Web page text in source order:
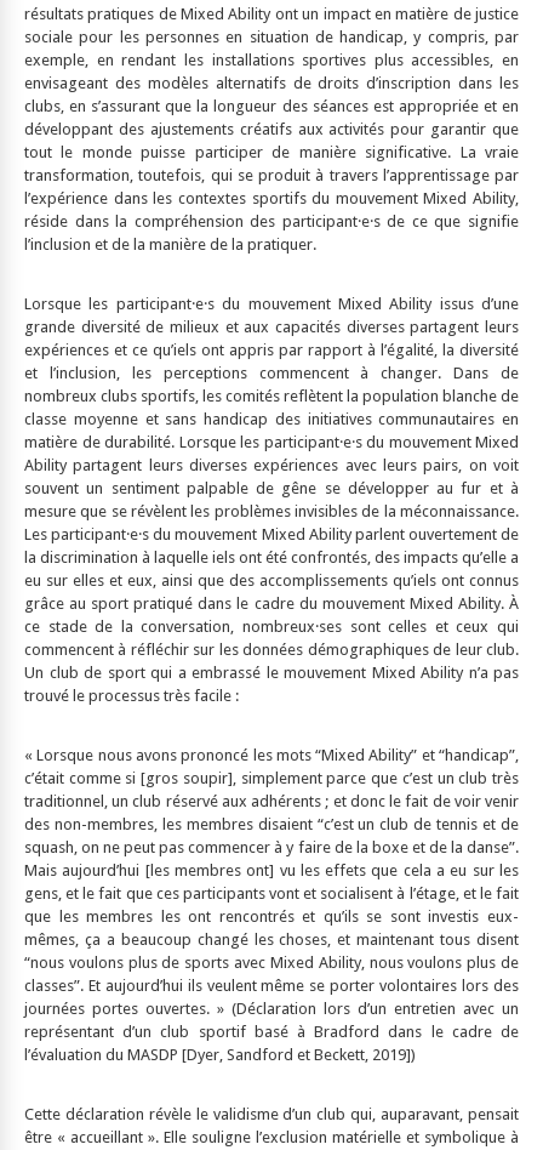
résultats pratiques de Mixed Ability ont un impact en matière de justice
sociale pour les personnes en situation de handicap, y compris, par
exemple, en rendant les installations sportives plus accessibles, en
envisageant des modèles alternatifs de droits d’inscription dans les
clubs, en s’assurant que la longueur des séances est appropriée et en
développant des ajustements créatifs aux activités pour garantir que
tout le monde puisse participer de manière significative. La vraie
transformation, toutefois, qui se produit à travers l’apprentissage par
l’expérience dans les contextes sportifs du mouvement Mixed Ability,
réside dans la compréhension des participant·e·s de ce que signifie
l’inclusion et de la manière de la pratiquer.
Lorsque les participant·e·s du mouvement Mixed Ability issus d’une
grande diversité de milieux et aux capacités diverses partagent leurs
expériences et ce qu’iels ont appris par rapport à l’égalité, la diversité
et l’inclusion, les perceptions commencent à changer. Dans de
nombreux clubs sportifs, les comités reflètent la population blanche de
classe moyenne et sans handicap des initiatives communautaires en
matière de durabilité. Lorsque les participant·e·s du mouvement Mixed
Ability partagent leurs diverses expériences avec leurs pairs, on voit
souvent un sentiment palpable de gêne se développer au fur et à
mesure que se révèlent les problèmes invisibles de la méconnaissance.
Les participant·e·s du mouvement Mixed Ability parlent ouvertement de
la discrimination à laquelle iels ont été confrontés, des impacts qu’elle a
eu sur elles et eux, ainsi que des accomplissements qu’iels ont connus
grâce au sport pratiqué dans le cadre du mouvement Mixed Ability. À
ce stade de la conversation, nombreux·ses sont celles et ceux qui
commencent à réfléchir sur les données démographiques de leur club.
Un club de sport qui a embrassé le mouvement Mixed Ability n’a pas
trouvé le processus très facile :
« Lorsque nous avons prononcé les mots “Mixed Ability” et “handicap”,
c’était comme si [gros soupir], simplement parce que c’est un club très
traditionnel, un club réservé aux adhérents ; et donc le fait de voir venir
des non-membres, les membres disaient “c’est un club de tennis et de
squash, on ne peut pas commencer à y faire de la boxe et de la danse”.
Mais aujourd’hui [les membres ont] vu les effets que cela a eu sur les
gens, et le fait que ces participants vont et socialisent à l’étage, et le fait
que les membres les ont rencontrés et qu’ils se sont investis eux-
mêmes, ça a beaucoup changé les choses, et maintenant tous disent
“nous voulons plus de sports avec Mixed Ability, nous voulons plus de
classes”. Et aujourd’hui ils veulent même se porter volontaires lors des
journées portes ouvertes. » (Déclaration lors d’un entretien avec un
représentant d’un club sportif basé à Bradford dans le cadre de
l’évaluation du MASDP [Dyer, Sandford et Beckett, 2019])
Cette déclaration révèle le validisme d’un club qui, auparavant, pensait
être « accueillant ». Elle souligne l’exclusion matérielle et symbolique à